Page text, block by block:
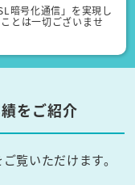
暗号化通信」を実現し
とは一切ございませ
をご紹介
覧いただけます。